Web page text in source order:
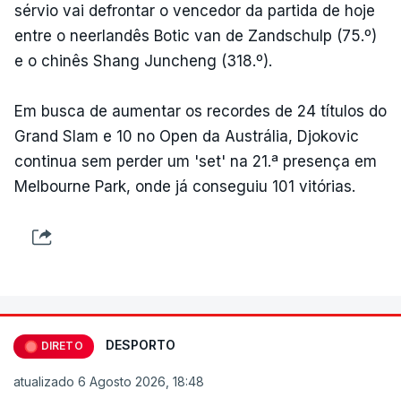
sérvio vai defrontar o vencedor da partida de hoje
entre o neerlandês Botic van de Zandschulp (75.º)
e o chinês Shang Juncheng (318.º).
Em busca de aumentar os recordes de 24 títulos do
Grand Slam e 10 no Open da Austrália, Djokovic
continua sem perder um 'set' na 21.ª presença em
Melbourne Park, onde já conseguiu 101 vitórias.
DIRETO DESPORTO
atualizado 6 Agosto 2026, 18:48